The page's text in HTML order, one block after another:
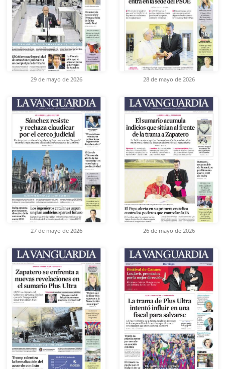
29 de mayo de 2026 28 de mayo de 2026
27 de mayo de 2026 26 de mayo de 2026